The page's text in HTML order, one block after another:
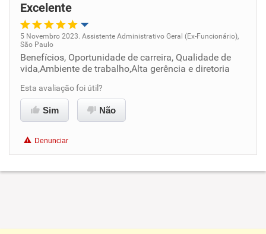
Excelente
Oportunidade de promoção
Conciliação com a vida familiar
Benefícios
Recomenda esta empresa
5 Novembro 2023. Assistente Administrativo Geral (Ex-Funcionário),
São Paulo
Benefícios, Oportunidade de carreira, Qualidade de
vida,Ambiente de trabalho,Alta gerência e diretoria
Esta avaliação foi útil?
Sim Não
Denunciar